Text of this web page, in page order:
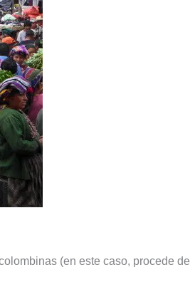
(en este caso, procede del